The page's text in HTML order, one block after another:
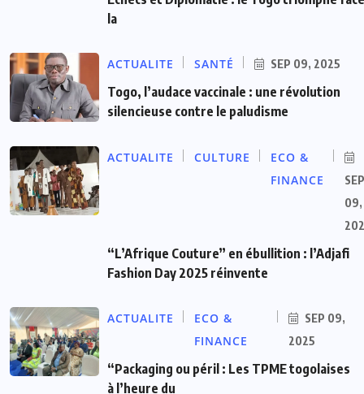
la
ACTUALITE SANTÉ SEP 09, 2025
Togo, l’audace vaccinale : une révolution
silencieuse contre le paludisme
ACTUALITE CULTURE
ECO &
FINANCE
SEP
09,
“L’Afrique Couture” en ébullition : l’Adjafi
Fashion Day 2025 réinvente
ACTUALITE
ECO &
FINANCE
SEP 09,
2025
“Packaging ou péril : Les TPME togolaises
à l’heure du